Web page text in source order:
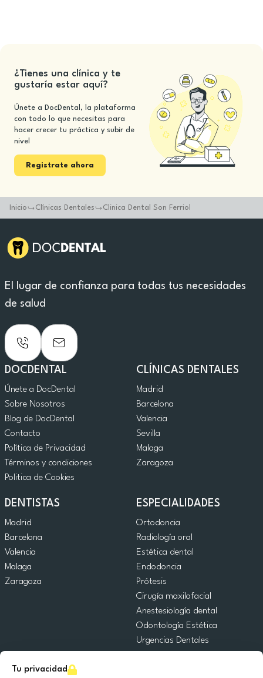
Tu privacidad
¿Tienes una clínica y te
gustaría estar aquí?
Únete a DocDental, la plataforma
con todo lo que necesitas para
hacer crecer tu práctica y subir de
nivel
Registrate ahora
Inicio Clínicas Dentales Clinica Dental Son Ferriol
El lugar de confianza para todas tus necesidades
de salud
DOCDENTAL
Únete a DocDental
Sobre Nosotros
Blog de DocDental
Contacto
Política de Privacidad
Términos y condiciones
Politica de Cookies
CLÍNICAS DENTALES
Madrid
Barcelona
Valencia
Sevilla
Malaga
Zaragoza
DENTISTAS
Madrid
Barcelona
Valencia
Malaga
Zaragoza
ESPECIALIDADES
Ortodoncia
Radiología oral
Estética dental
Endodoncia
Prótesis
Cirugía maxilofacial
Anestesiología dental
Odontología Estética
Urgencias Dentales